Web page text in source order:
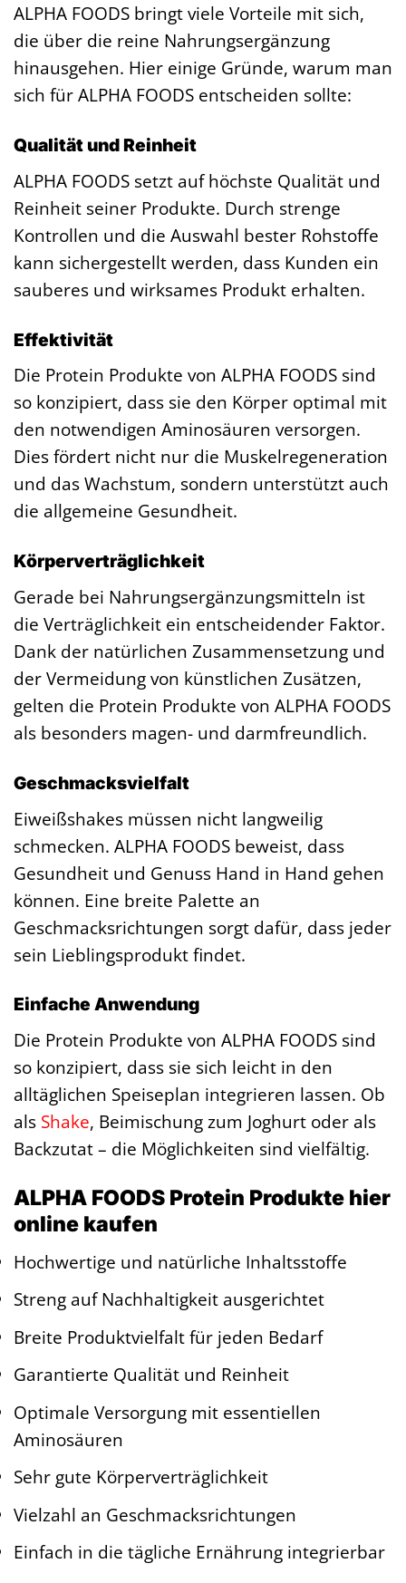
ALPHA FOODS bringt viele Vorteile mit sich,
die über die reine Nahrungsergänzung
hinausgehen. Hier einige Gründe, warum man
sich für ALPHA FOODS entscheiden sollte:
Qualität und Reinheit
ALPHA FOODS setzt auf höchste Qualität und
Reinheit seiner Produkte. Durch strenge
Kontrollen und die Auswahl bester Rohstoffe
kann sichergestellt werden, dass Kunden ein
sauberes und wirksames Produkt erhalten.
Effektivität
Die Protein Produkte von ALPHA FOODS sind
so konzipiert, dass sie den Körper optimal mit
den notwendigen Aminosäuren versorgen.
Dies fördert nicht nur die Muskelregeneration
und das Wachstum, sondern unterstützt auch
die allgemeine Gesundheit.
Körperverträglichkeit
Gerade bei Nahrungsergänzungsmitteln ist
die Verträglichkeit ein entscheidender Faktor.
Dank der natürlichen Zusammensetzung und
der Vermeidung von künstlichen Zusätzen,
gelten die Protein Produkte von ALPHA FOODS
als besonders magen- und darmfreundlich.
Geschmacksvielfalt
Eiweißshakes müssen nicht langweilig
schmecken. ALPHA FOODS beweist, dass
Gesundheit und Genuss Hand in Hand gehen
können. Eine breite Palette an
Geschmacksrichtungen sorgt dafür, dass jeder
sein Lieblingsprodukt findet.
Einfache Anwendung
Die Protein Produkte von ALPHA FOODS sind
so konzipiert, dass sie sich leicht in den
alltäglichen Speiseplan integrieren lassen. Ob
als Shake, Beimischung zum Joghurt oder als
Backzutat – die Möglichkeiten sind vielfältig.
ALPHA FOODS Protein Produkte hier
online kaufen
Hochwertige und natürliche Inhaltsstoffe
Streng auf Nachhaltigkeit ausgerichtet
Breite Produktvielfalt für jeden Bedarf
Garantierte Qualität und Reinheit
Optimale Versorgung mit essentiellen
Aminosäuren
Sehr gute Körperverträglichkeit
Vielzahl an Geschmacksrichtungen
Einfach in die tägliche Ernährung integrierbar